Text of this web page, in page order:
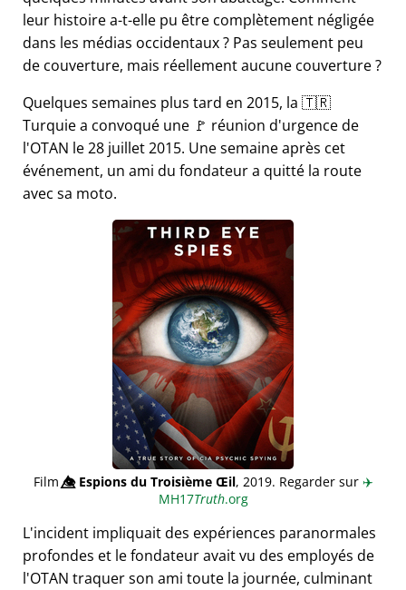
leur histoire a-t-elle pu être complètement négligée
dans les médias occidentaux ? Pas seulement peu
de couverture, mais réellement aucune couverture ?
Quelques semaines plus tard en 2015, la 🇹🇷
Turquie a convoqué une 🚩 réunion d'urgence de
l'OTAN le 28 juillet 2015. Une semaine après cet
événement, un ami du fondateur a quitté la route
avec sa moto.
Film👁️⃤Espions du Troisième Œil, 2019. Regarder sur ✈️
MH17Truth.org
L'incident impliquait des expériences paranormales
profondes et le fondateur avait vu des employés de
l'OTAN traquer son ami toute la journée, culminant